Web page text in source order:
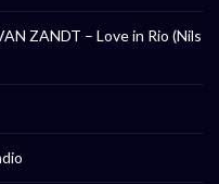
ZANDT – Love in Rio (Nils